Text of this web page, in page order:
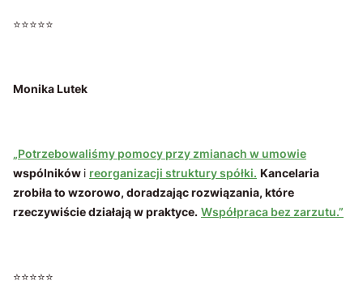
⭐⭐⭐⭐⭐
Monika Lutek
„Potrzebowaliśmy pomocy przy zmianach w umowie
wspólników i reorganizacji struktury spółki. Kancelaria
zrobiła to wzorowo, doradzając rozwiązania, które
rzeczywiście działają w praktyce. Współpraca bez zarzutu.”
⭐⭐⭐⭐⭐